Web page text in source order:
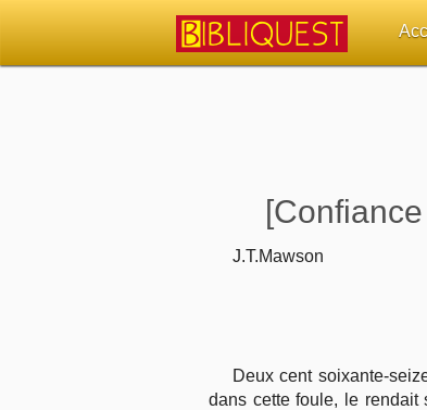
Outils
J.T.Mawson
Deux cent soixante-
dans cette foule, le rendait